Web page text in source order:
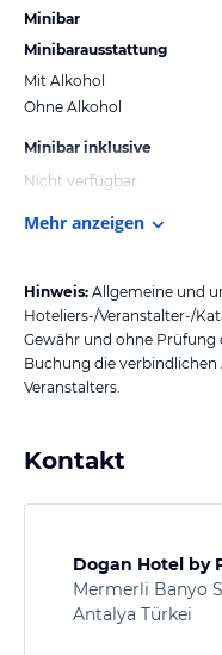
Minibar
Minibarausstattung
Mit Alkohol
Ohne Alkohol
Minibar inklusive
Nicht verfügbar
Mehr anzeigen
Hinweis: Allgemeine und
Hoteliers-/Veranstalter-/
Gewähr und ohne Prüfung
Buchung die verbindlichen
Veranstalters.
Kontakt
Dogan Hotel by
Mermerli Banyo
Antalya Türkei